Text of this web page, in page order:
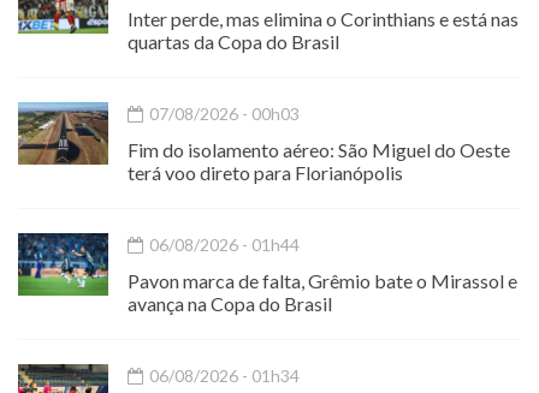
Inter perde, mas elimina o Corinthians e está nas
quartas da Copa do Brasil
07/08/2026 - 00h03
Fim do isolamento aéreo: São Miguel do Oeste
terá voo direto para Florianópolis
06/08/2026 - 01h44
Pavon marca de falta, Grêmio bate o Mirassol e
avança na Copa do Brasil
06/08/2026 - 01h34